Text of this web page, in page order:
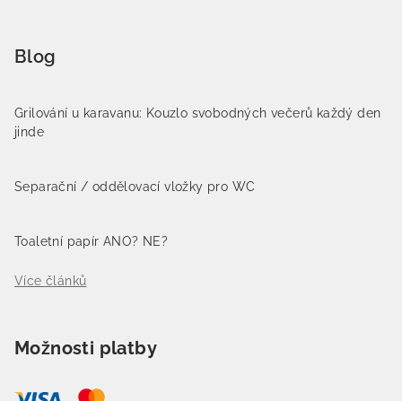
Blog
Grilování u karavanu: Kouzlo svobodných večerů každý den
jinde
Separační / oddělovací vložky pro WC
Toaletní papír ANO? NE?
Více článků
Možnosti platby